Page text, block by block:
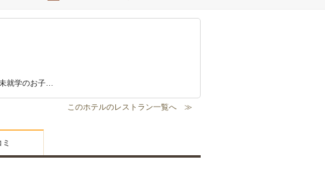
就学のお子様